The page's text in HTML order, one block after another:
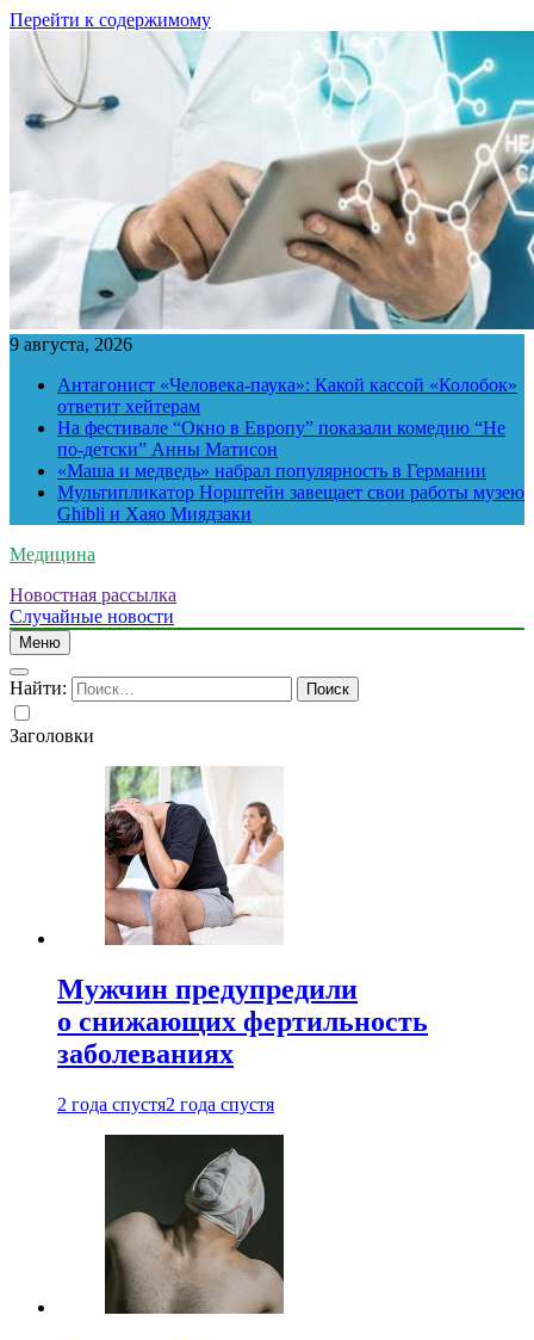
Перейти к содержимому
9 августа, 2026
Антагонист «Человека-паука»: Какой кассой «Колобок»
ответит хейтерам
На фестивале “Окно в Европу” показали комедию “Не
по-детски” Анны Матисон
«Маша и медведь» набрал популярность в Германии
Мультипликатор Норштейн завещает свои работы музею
Ghibli и Хаяо Миядзаки
Медицина
Новостная рассылка
Случайные новости
Меню
Найти:
Заголовки
Мужчин предупредили
о снижающих фертильность
заболеваниях
2 года спустя2 года спустя